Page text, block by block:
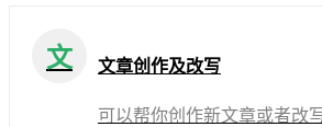
文 文章创作及改写
可以帮你创作新文章或者改